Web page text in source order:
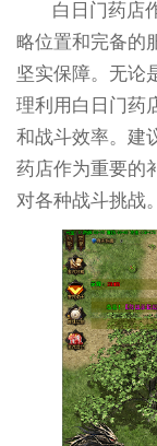
白日门药店
略位置和完备的
坚实保障。无论
理利用白日门药
和战斗效率。建
药店作为重要的
对各种战斗挑战。